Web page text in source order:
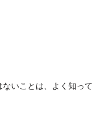
いことは、よく知って